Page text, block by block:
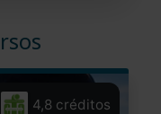
4,8 créditos